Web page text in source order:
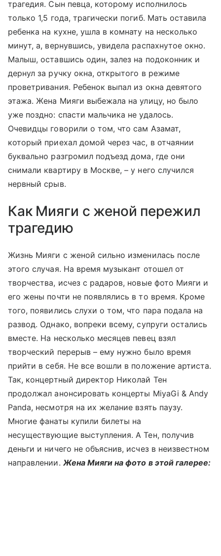
трагедия. Сын певца, которому исполнилось
только 1,5 года, трагически погиб. Мать оставила
ребенка на кухне, ушла в комнату на несколько
минут, а, вернувшись, увидела распахнутое окно.
Малыш, оставшись один, залез на подоконник и
дернул за ручку окна, открытого в режиме
проветривания. Ребенок выпал из окна девятого
этажа. Жена Мияги выбежала на улицу, но было
уже поздно: спасти мальчика не удалось.
Очевидцы говорили о том, что сам Азамат,
который приехал домой через час, в отчаянии
буквально разгромил подъезд дома, где они
снимали квартиру в Москве, – у него случился
нервный срыв.
Как Мияги с женой пережил
трагедию
Жизнь Мияги с женой сильно изменилась после
этого случая. На время музыкант отошел от
творчества, исчез с радаров, новые фото Мияги и
его жены почти не появлялись в то время. Кроме
того, появились слухи о том, что пара подала на
развод. Однако, вопреки всему, супруги остались
вместе. На несколько месяцев певец взял
творческий перерыв – ему нужно было время
прийти в себя. Не все вошли в положение артиста.
Так, концертный директор Николай Тен
продолжал анонсировать концерты MiyaGi & Andy
Panda, несмотря на их желание взять паузу.
Многие фанаты купили билеты на
несуществующие выступления. А Тен, получив
деньги и ничего не объяснив, исчез в неизвестном
направлении. Жена Мияги на фото в этой галерее: